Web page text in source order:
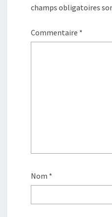
champs obligatoires
Commentaire *
Nom *